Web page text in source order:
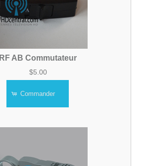
RF AB Commutateur
$5.00
Commander